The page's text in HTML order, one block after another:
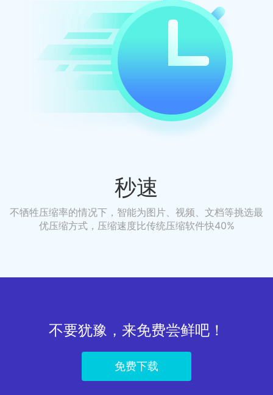
秒速
不牺牲压缩率的情况下，智能为图片、视频、文档等挑选最
优压缩方式，压缩速度比传统压缩软件快40%
不要犹豫，来免费尝鲜吧！
免费下载